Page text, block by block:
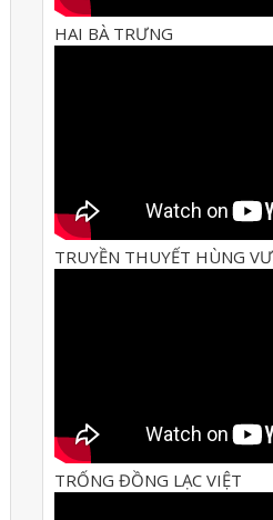
HAI BÀ TRƯNG
TRUYỀN THUYẾT HÙNG
TRỐNG ĐỒNG LẠC VIỆT